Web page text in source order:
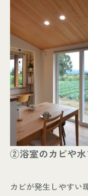
②浴室のカビや水
カビが発生しやすい